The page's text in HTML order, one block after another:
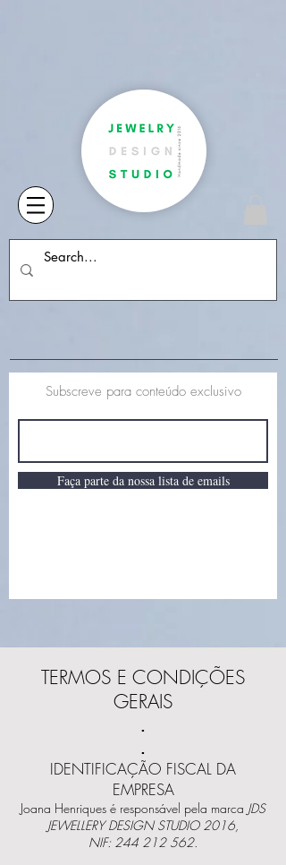
Subscreve para conteúdo exclusivo
Faça parte da nossa lista de emails
TERMOS E CONDIÇÕES
GERAIS
.
.
IDENTIFICAÇÃO FISCAL DA
EMPRESA
Joana Henriques é responsável pela marca JDS
JEWELLERY DESIGN STUDIO 2016,
NIF: 244 212 562.